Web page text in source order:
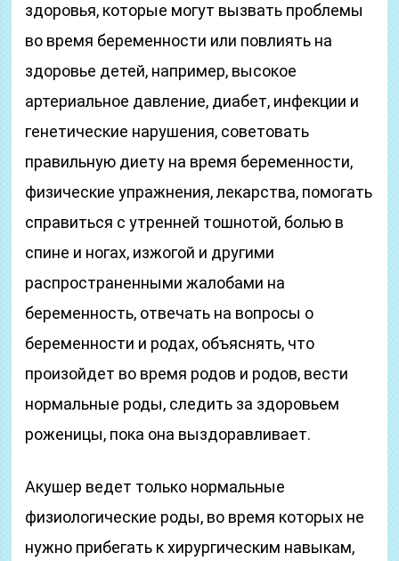
здоровья, которые могут вызвать проблемы
во время беременности или повлиять на
здоровье детей, например, высокое
артериальное давление, диабет, инфекции и
генетические нарушения, советовать
правильную диету на время беременности,
физические упражнения, лекарства, помогать
справиться с утренней тошнотой, болью в
спине и ногах, изжогой и другими
распространенными жалобами на
беременность, отвечать на вопросы о
беременности и родах, объяснять, что
произойдет во время родов и родов, вести
нормальные роды, следить за здоровьем
роженицы, пока она выздоравливает.
Акушер ведет только нормальные
физиологические роды, во время которых не
нужно прибегать к хирургическим навыкам,